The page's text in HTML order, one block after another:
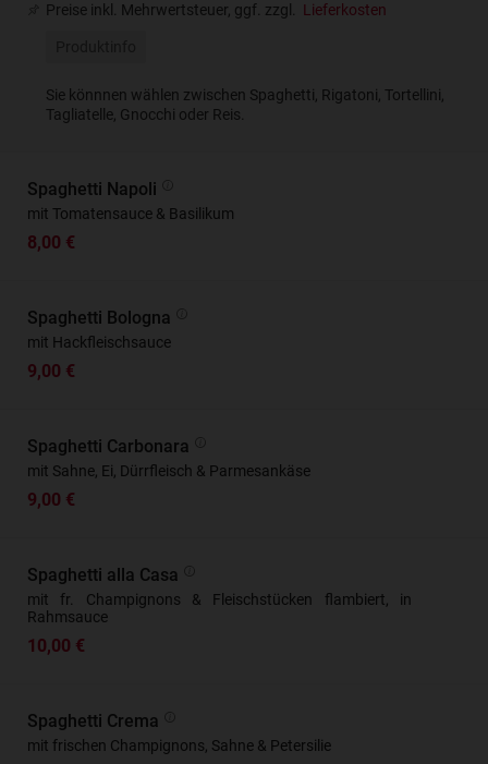
Preise inkl. Mehrwertsteuer, ggf. zzgl. Lieferkosten
Sie könnnen wählen zwischen Spaghetti, Rigatoni, Tortellini,
Tagliatelle, Gnocchi oder Reis.
Spaghetti Napoli
mit Tomatensauce & Basilikum
8,00 €
Spaghetti Bologna
mit Hackfleischsauce
9,00 €
Spaghetti Carbonara
mit Sahne, Ei, Dürrfleisch & Parmesankäse
9,00 €
Spaghetti alla Casa
mit fr. Champignons & Fleischstücken flambiert, in
Rahmsauce
10,00 €
Spaghetti Crema
mit frischen Champignons, Sahne & Petersilie